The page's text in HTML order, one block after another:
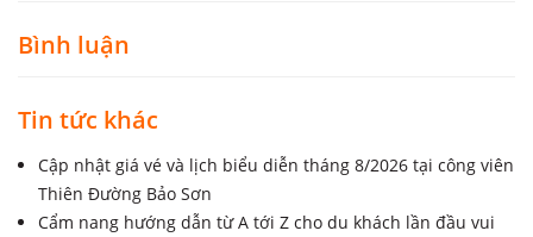
Bình luận
Tin tức khác
Cập nhật giá vé và lịch biểu diễn tháng 8/2026 tại công viên
Thiên Đường Bảo Sơn
Cẩm nang hướng dẫn từ A tới Z cho du khách lần đầu vui